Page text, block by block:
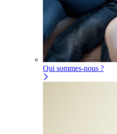
Qui sommes-nous ?